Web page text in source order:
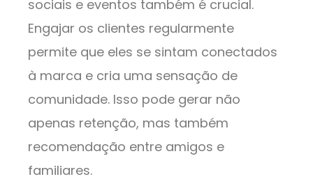
sociais e eventos também é crucial.
Engajar os clientes regularmente
permite que eles se sintam conectados
à marca e cria uma sensação de
comunidade. Isso pode gerar não
apenas retenção, mas também
recomendação entre amigos e
familiares.